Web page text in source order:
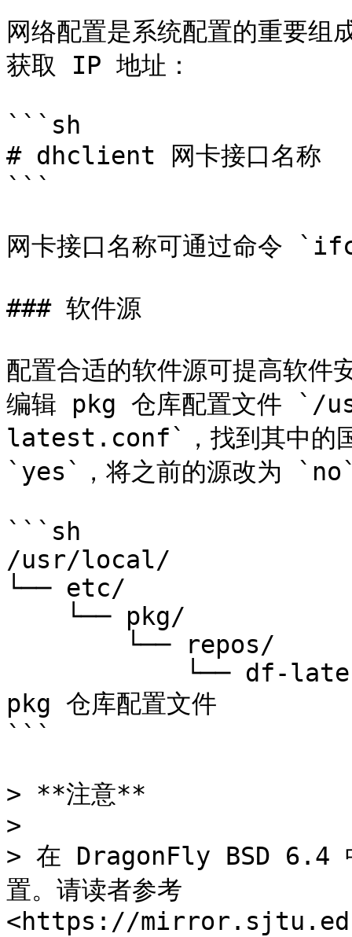
网络配置是系统配置的重要组
获取 IP 地址：
```sh
# dhclient 网卡接口名称
```
网卡接口名称可通过命令
### 软件源
配置合适的软件源可提高软
编辑 pkg 仓库配置文件
latest.conf`，找到其中的
`yes`，将之前的源改为
```sh
/usr/local/
└── etc/
pkg 仓库配置文件
```
> **注意**
>
> 在 DragonFly BSD 6.4 中
置。请读者参考
<https://